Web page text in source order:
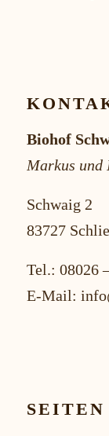
Biohof
Markus und
Schwaig 2
83727
Tel.: 08026
E-Mail:
SEITEN